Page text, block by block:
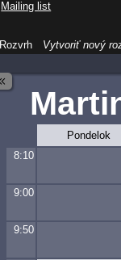
Pondelok
8:10
9:00
9:50
Rozvrh Vytvoriť nový
Mailing list